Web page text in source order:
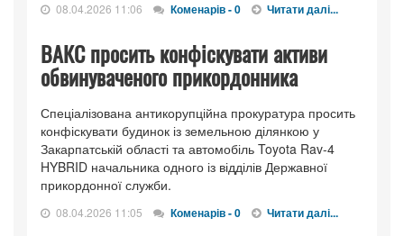
08.04.2026 11:06 Коменарів - 0 Читати далі...
ВАКС просить конфіскувати активи
обвинуваченого прикордонника
Спеціалізована антикорупційна прокуратура просить
конфіскувати будинок із земельною ділянкою у
Закарпатській області та автомобіль Toyota Rav-4
HYBRID начальника одного із відділів Державної
прикордонної служби.
08.04.2026 11:05 Коменарів - 0 Читати далі...